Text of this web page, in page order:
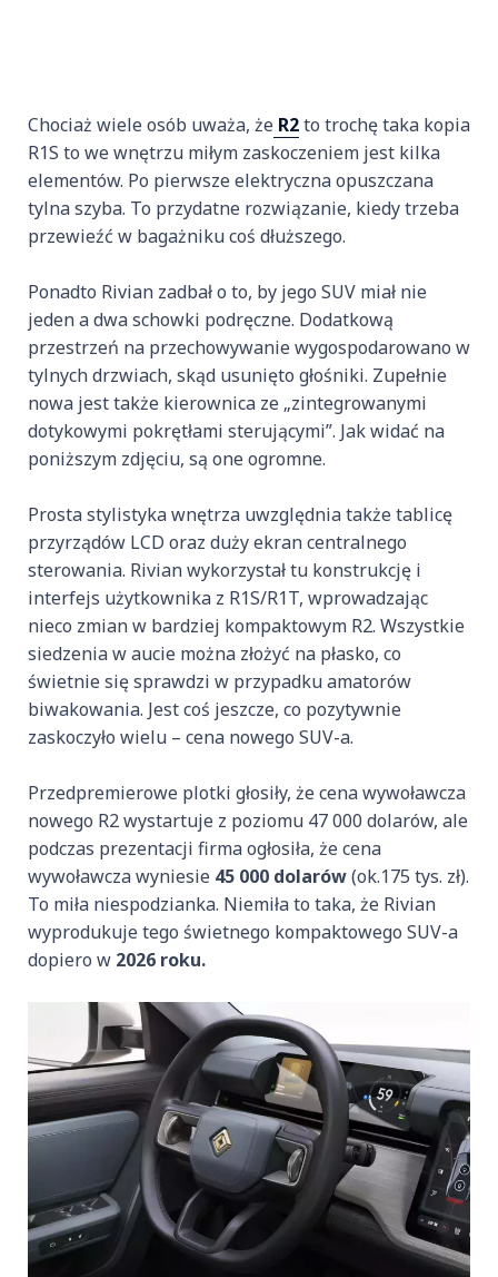
Chociaż wiele osób uważa, że R2to trochę taka kopia
R1S to we wnętrzu miłym zaskoczeniem jest kilka
elementów. Po pierwsze elektryczna opuszczana
tylna szyba. To przydatne rozwiązanie, kiedy trzeba
przewieźć w bagażniku coś dłuższego.
Ponadto Rivian zadbał o to, by jego SUV miał nie
jeden a dwa schowki podręczne. Dodatkową
przestrzeń na przechowywanie wygospodarowano w
tylnych drzwiach, skąd usunięto głośniki. Zupełnie
nowa jest także kierownica ze „zintegrowanymi
dotykowymi pokrętłami sterującymi”. Jak widać na
poniższym zdjęciu, są one ogromne.
Prosta stylistyka wnętrza uwzględnia także tablicę
przyrządów LCD oraz duży ekran centralnego
sterowania. Rivian wykorzystał tu konstrukcję i
interfejs użytkownika z R1S/R1T, wprowadzając
nieco zmian w bardziej kompaktowym R2. Wszystkie
siedzenia w aucie można złożyć na płasko, co
świetnie się sprawdzi w przypadku amatorów
biwakowania. Jest coś jeszcze, co pozytywnie
zaskoczyło wielu – cena nowego SUV-a.
Przedpremierowe plotki głosiły, że cena wywoławcza
nowego R2 wystartuje z poziomu 47 000 dolarów, ale
podczas prezentacji firma ogłosiła, że cena
wywoławcza wyniesie 45 000 dolarów(ok.175 tys. zł).
To miła niespodzianka. Niemiła to taka, że Rivian
wyprodukuje tego świetnego kompaktowego SUV-a
dopiero w 2026 roku.